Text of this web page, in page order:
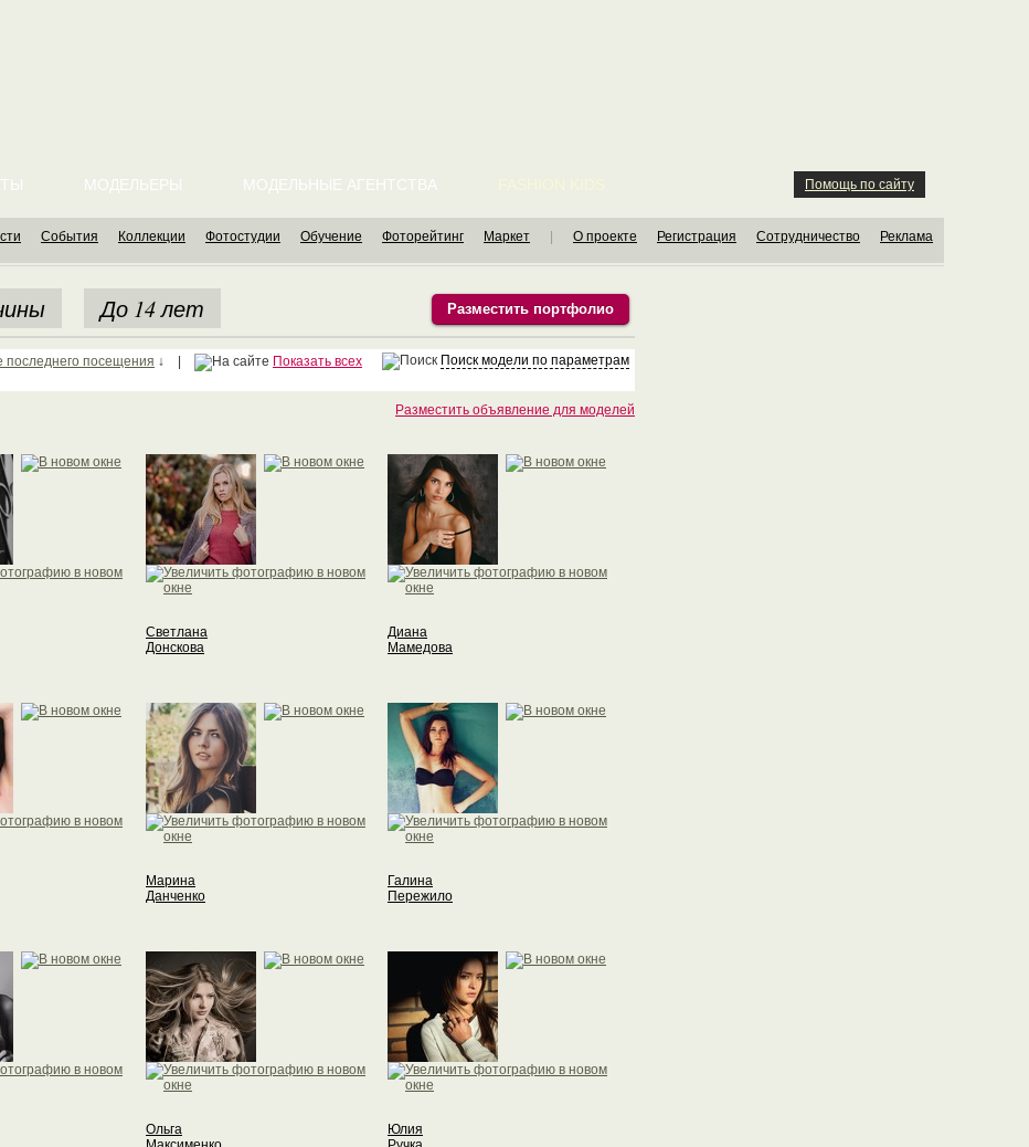
МОДЕЛЬЕРЫ МОДЕЛЬНЫЕ АГЕНТСТВА Помощь по сайту
События Коллекции Фотостудии Обучение Фоторейтинг Маркет О проекте Регистрация Сотрудничество Реклама
До 14 лет Разместить портфолио
Поиск модели по параметрам
последнего посещения ↓ |
Показать всех
Разместить объявление для моделей
Светлана
Донскова
Диана
Мамедова
Марина
Данченко
Галина
Пережило
Ольга
Юлия